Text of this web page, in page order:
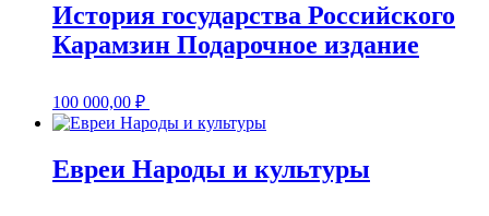
История государства Российского
Карамзин Подарочное издание
100 000,00 ₽
Евреи Народы и культуры